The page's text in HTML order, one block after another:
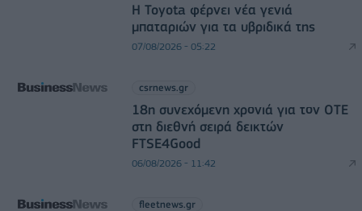
Η Toyota φέρνει νέα γενιά
μπαταριών για τα υβριδικά της
07/08/2026 - 05:22
csrnews.gr
18η συνεχόμενη χρονιά για τον ΟΤΕ
στη διεθνή σειρά δεικτών
FTSE4Good
06/08/2026 - 11:42
fleetnews.gr